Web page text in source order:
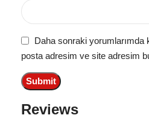
Reviews
Daha sonraki yorumlarımda
posta adresim ve site adresim